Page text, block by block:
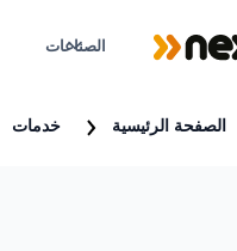
الصناعات
الصفحة الرئيسية خدمات